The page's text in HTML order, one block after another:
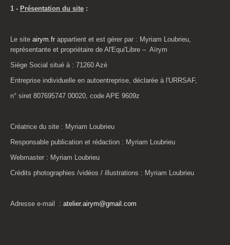
1 - Présentation du site :
Le site airym.fr appartient et est gérer par : Myriam Loubrieu,
représentante et propriétaire de Al'Equi'Libre – Aïrym
Siège Social situé à : 71260 Azé
Entreprise individuelle en autoentreprise, déclarée à l'URRSAF,
n° siret 807695747 00020, code APE 9609z
Créatrice du site : Myriam
Loubrieu
Responsable publication et rédaction : Myriam
Loubrieu
Webmaster : Myriam
Loubrieu
Crédits photographies /vidéos / illustrations : Myriam
Loubrieu
Adresse e-mail : atelier.airym@gmail.com